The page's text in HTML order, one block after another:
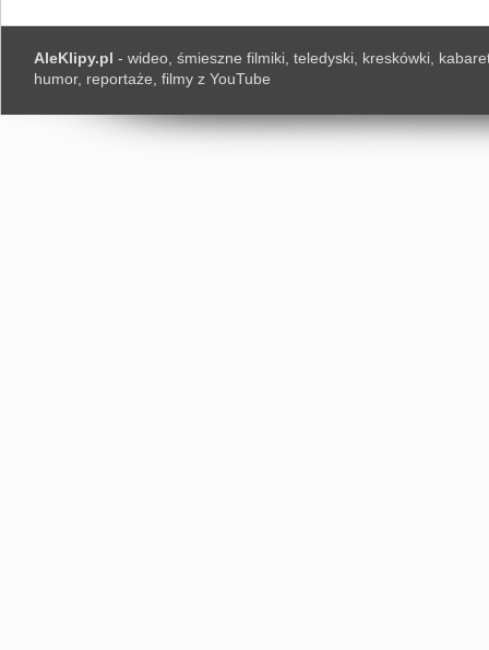
AleKlipy.pl - wideo, śmieszne filmiki, teledyski, kreskówki,
humor, reportaże, filmy z YouTube